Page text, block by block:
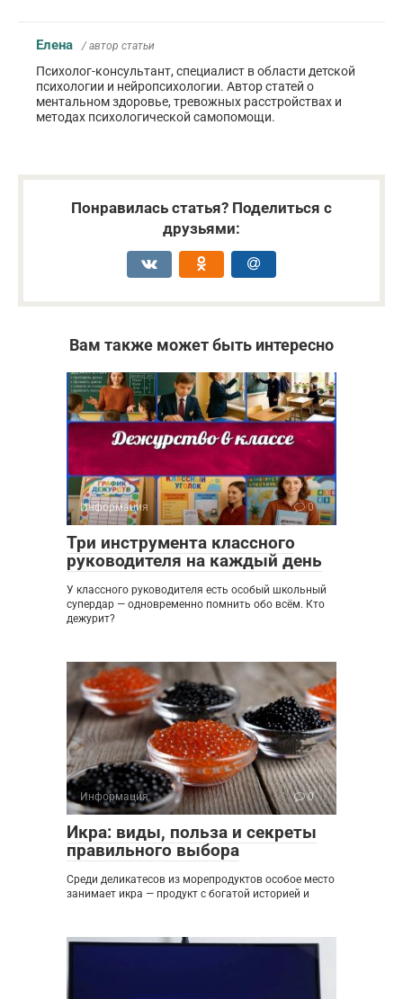
Елена / автор статьи
Психолог-консультант, специалист в области детской
психологии и нейропсихологии. Автор статей о
ментальном здоровье, тревожных расстройствах и
методах психологической самопомощи.
Понравилась статья? Поделиться с
друзьями:
Вам также может быть интересно
Информация 0
Три инструмента классного
руководителя на каждый день
У классного руководителя есть особый школьный
супердар — одновременно помнить обо всём. Кто
дежурит?
Информация 0
Икра: виды, польза и секреты
правильного выбора
Среди деликатесов из морепродуктов особое место
занимает икра — продукт с богатой историей и